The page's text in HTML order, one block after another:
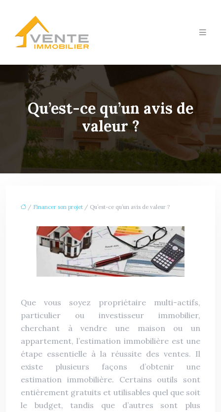
Qu’est-ce qu’un avis de
valeur ?
/ Financer son projet / Qu’est-ce qu’un avis de valeur ?
Que vous soyez propriétaire multi-actifs,
particulier ou investisseur immobilier,
cherchant à vendre une maison ou un
appartement, l’estimation immobilière est une
étape essentielle à la réussite des ventes. Il
existe plusieurs façons d’obtenir une
estimation immobilière. Certains outils sont
entièrement gratuits et utilisables quel que soit
le budget, tandis que d’autres sont plus